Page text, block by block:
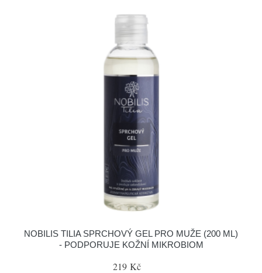
NOBILIS TILIA SPRCHOVÝ GEL PRO MUŽE (200 ML)
- PODPORUJE KOŽNÍ MIKROBIOM
219 Kč